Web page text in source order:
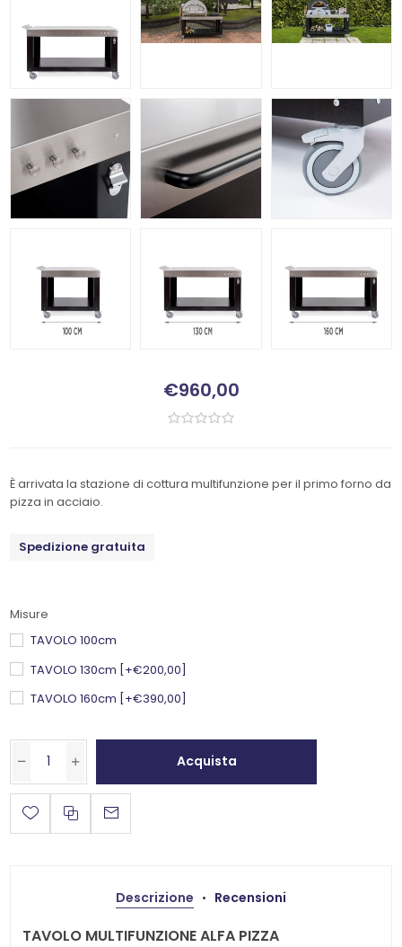
€960,00
È arrivata la stazione di cottura multifunzione per il primo forno da
pizza in acciaio.
Spedizione gratuita
Misure
TAVOLO 100cm
TAVOLO 130cm [+€200,00]
TAVOLO 160cm [+€390,00]
Acquista
Descrizione Recensioni
TAVOLO MULTIFUNZIONE ALFA PIZZA